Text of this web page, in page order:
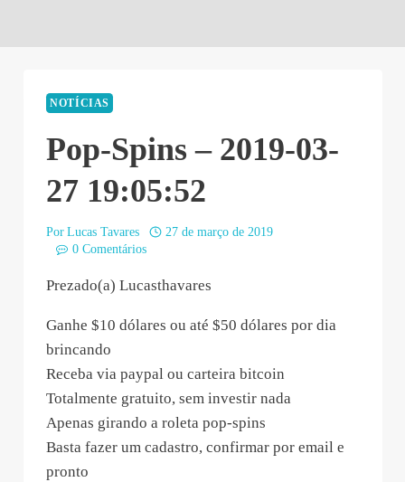
NOTÍCIAS
Pop-Spins – 2019-03-
27 19:05:52
Por Lucas Tavares
27 de março de 2019
0 Comentários
Prezado(a) Lucasthavares
Ganhe $10 dólares ou até $50 dólares por dia
brincando
Receba via paypal ou carteira bitcoin
Totalmente gratuito, sem investir nada
Apenas girando a roleta pop-spins
Basta fazer um cadastro, confirmar por email e
pronto